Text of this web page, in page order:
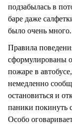
подзабылась в
баре даже
было очень много.
Правила
сформулированы
пожаре в
немедленно
остановиться и
паники покинуть
Особо